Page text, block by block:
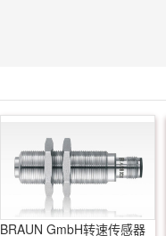
BRAUN GmbH转速传感器